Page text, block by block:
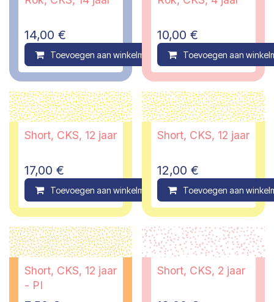
14,00 €
Toevoegen aan winkelmandje Compare
10,00 €
Toevoegen aan
Short, CKS, 12 jaar
17,00 €
Toevoegen aan winkelmandje Compare
Short, CKS, 12 jaar
12,00 €
Toevoegen aan
Short, CKS, 12 jaar
- PI
Short, CKS, 2 jaar